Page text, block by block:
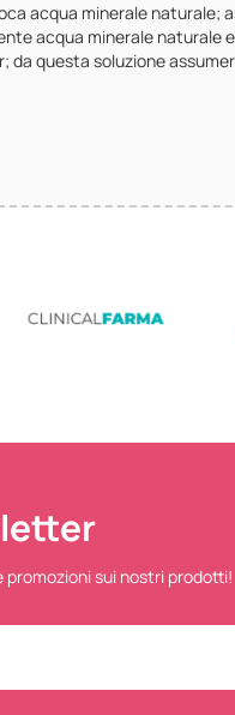
acqua minerale naturale;
acqua minerale naturale
da questa soluzione
sui nostri prodotti!